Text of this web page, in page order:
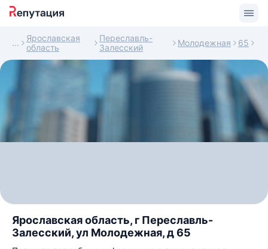
Ярославская
область
Переславль-
Залесский
Молодежная 65
Ярославская область, г Переславль-
Залесский, ул Молодежная, д 65